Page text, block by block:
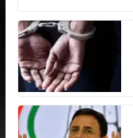
at
s
A
p
p
e
b
o
k